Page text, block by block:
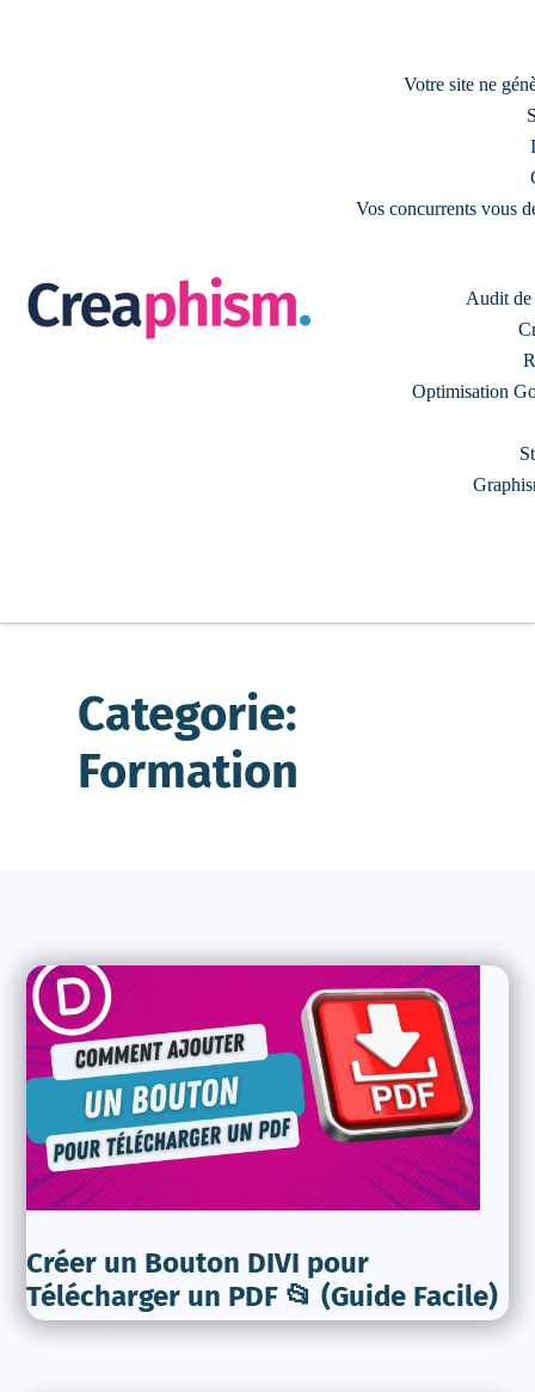
Votre site ne
Vos concurrents vous
Audit de
Optimisation
Categorie:
Formation
Créer un Bouton DIVI pour
Télécharger un PDF 📂 (Guide Facile)